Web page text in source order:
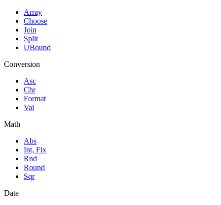
Array
Choose
Join
Split
UBound
Conversion
Asc
Chr
Format
Val
Math
Abs
Int, Fix
Rnd
Round
Sqr
Date